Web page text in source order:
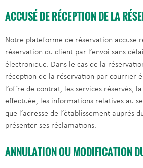
ACCUSÉ DE RÉCEPTION DE LA
Notre plateforme de réservation accuse
réservation du client par l’envoi sans
électronique. Dans le cas de la
réception de la réservation par courrier
l’offre de contrat, les services réservés,
effectuée, les informations relatives au
que l’adresse de l’établissement auprès
présenter ses réclamations.
ANNULATION OU MODIFICATION